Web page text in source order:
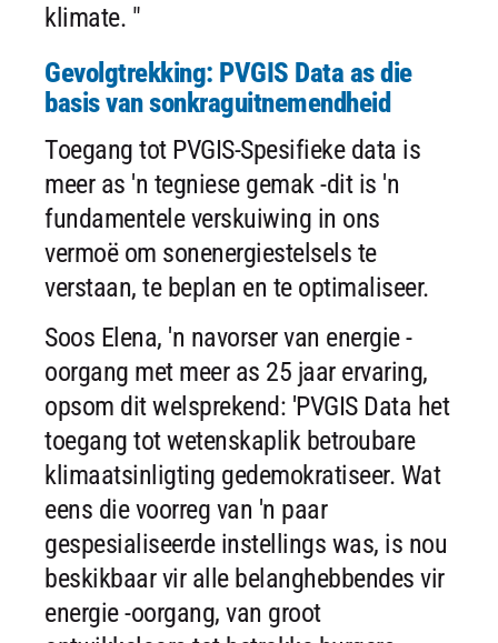
klimate. "
Gevolgtrekking: PVGIS Data as die
basis van sonkraguitnemendheid
Toegang tot PVGIS-Spesifieke data is
meer as 'n tegniese gemak -dit is 'n
fundamentele verskuiwing in ons
vermoë om sonenergiestelsels te
verstaan, te beplan en te optimaliseer.
Soos Elena, 'n navorser van energie -
oorgang met meer as 25 jaar ervaring,
opsom dit welsprekend: 'PVGIS Data het
toegang tot wetenskaplik betroubare
klimaatsinligting gedemokratiseer. Wat
eens die voorreg van 'n paar
gespesialiseerde instellings was, is nou
beskikbaar vir alle belanghebbendes vir
energie -oorgang, van groot